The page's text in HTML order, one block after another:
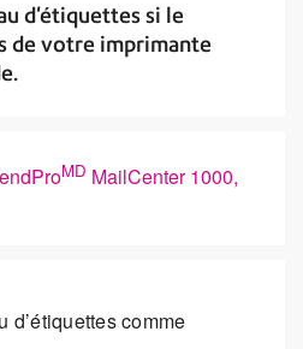
d'étiquettes si le
de votre imprimante
MD MailCenter 1000,
d’étiquettes comme